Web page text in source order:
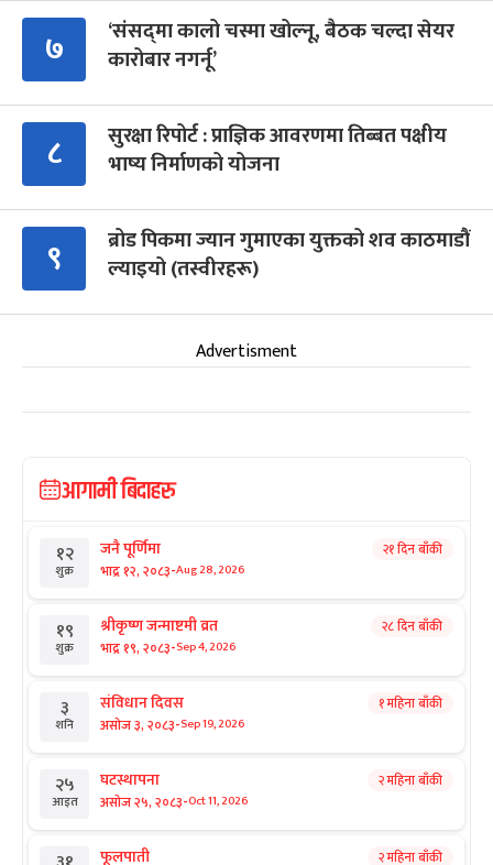
७
‘संसद्‍मा कालो चस्मा खोल्नू, बैठक चल्दा सेयर
कारोबार नगर्नू’
८
सुरक्षा रिपोर्ट : प्राज्ञिक आवरणमा तिब्बत पक्षीय
भाष्य निर्माणको योजना
९
ब्रोड पिकमा ज्यान गुमाएका युक्तको शव काठमाडौं
ल्याइयो (तस्वीरहरू)
Advertisment
आगामी बिदाहरु
१२
शुक्र
जनै पूर्णिमा
भाद्र १२, २०८३-Aug 28, 2026
२१ दिन बाँकी
१९
शुक्र
श्रीकृष्ण जन्माष्टमी व्रत
भाद्र १९, २०८३-Sep 4, 2026
२८ दिन बाँकी
३
शनि
संविधान दिवस
असोज ३, २०८३-Sep 19, 2026
१ महिना बाँकी
२५
आइत
घटस्थापना
असोज २५, २०८३-Oct 11, 2026
२ महिना बाँकी
फूलपाती २ महिना बाँकी